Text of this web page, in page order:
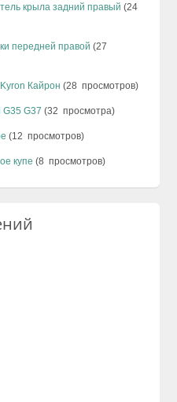
крыла задний правый (24
передней правой (27
Кайрон (28 просмотров)
G35 G37 (32 просмотра)
(12 просмотров)
купе (8 просмотров)